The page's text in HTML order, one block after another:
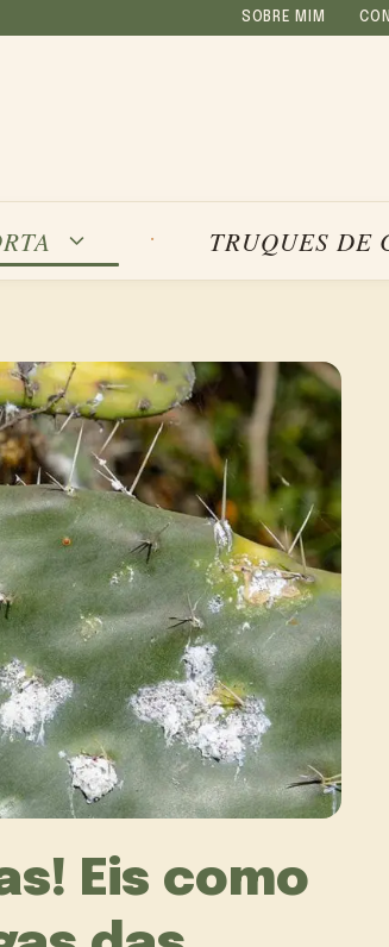
SOBRE MIM
TRUQUES DE
Eis como